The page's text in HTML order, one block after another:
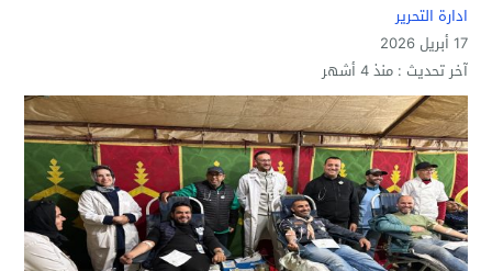
ادارة التحرير
17 أبريل 2026
آخر تحديث :منذ 4 أشهر